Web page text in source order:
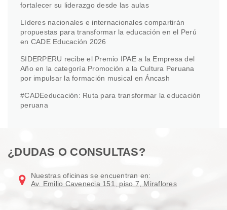
fortalecer su liderazgo desde las aulas
Líderes nacionales e internacionales compartirán
propuestas para transformar la educación en el Perú
en CADE Educación 2026
SIDERPERU recibe el Premio IPAE a la Empresa del
Año en la categoría Promoción a la Cultura Peruana
por impulsar la formación musical en Áncash
#CADEeducación: Ruta para transformar la educación
peruana
¿DUDAS O CONSULTAS?
Nuestras oficinas se encuentran en:
Av. Emilio Cavenecia 151, piso 7, Miraflores